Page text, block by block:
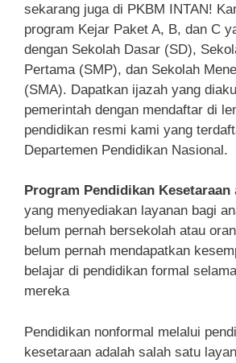
sekarang juga di PKBM INTAN!
program Kejar Paket A, B, dan C
dengan Sekolah Dasar (SD),
Pertama (SMP), dan Sekolah
(SMA). Dapatkan ijazah yang
pemerintah dengan mendaftar di
pendidikan resmi kami yang
Departemen Pendidikan Nasional.
Program Pendidikan Kesetaraan
yang menyediakan layanan bagi
belum pernah bersekolah atau
belum pernah mendapatkan
belajar di pendidikan formal
mereka
Pendidikan nonformal melalui
kesetaraan adalah salah satu